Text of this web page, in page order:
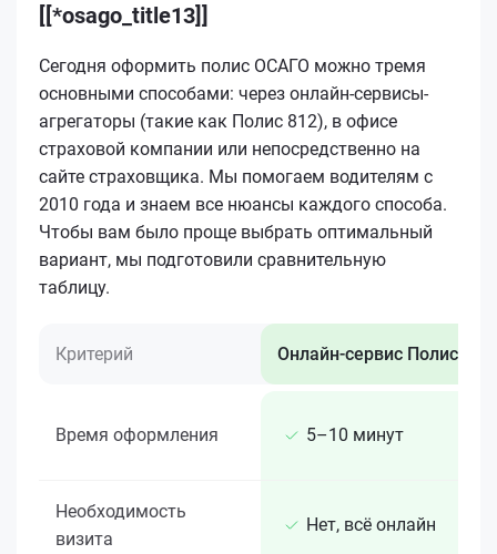
[[*osago_title13]]
Сегодня оформить полис ОСАГО можно тремя
основными способами: через онлайн-сервисы-
агрегаторы (такие как Полис 812), в офисе
страховой компании или непосредственно на
сайте страховщика. Мы помогаем водителям с
2010 года и знаем все нюансы каждого способа.
Чтобы вам было проще выбрать оптимальный
вариант, мы подготовили сравнительную
таблицу.
Критерий Онлайн-сервис Полис 812
Время оформления 5–10 минут
Необходимость
визита
Нет, всё онлайн